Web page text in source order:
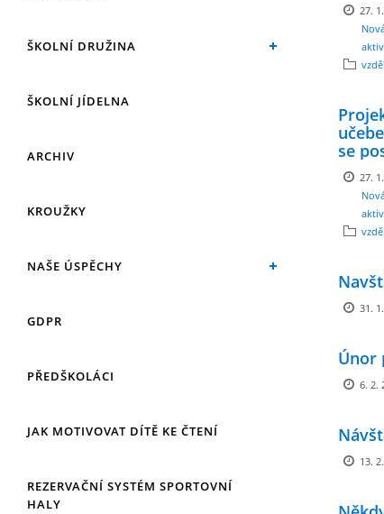
ŠKOLNÍ DRUŽINA
ŠKOLNÍ JÍDELNA
ARCHIV
KROUŽKY
NAŠE ÚSPĚCHY
GDPR
PŘEDŠKOLÁCI
JAK MOTIVOVAT DÍTĚ KE ČTENÍ
REZERVAČNÍ SYSTÉM SPORTOVNÍ
HALY
27.
se
27.
31.
Únor
6. 2.
13.